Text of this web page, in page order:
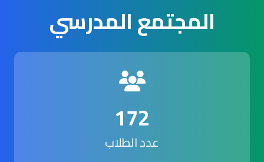
المجتمع المدرسي
172
عدد الطلاب